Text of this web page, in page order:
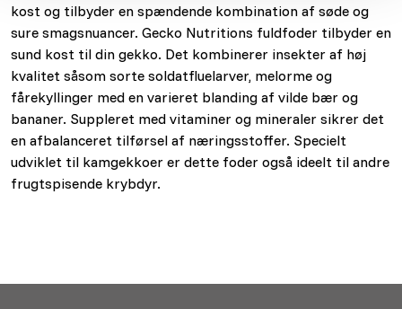
kost og tilbyder en spændende kombination af søde og
sure smagsnuancer. Gecko Nutritions fuldfoder tilbyder en
sund kost til din gekko. Det kombinerer insekter af høj
kvalitet såsom sorte soldatfluelarver, melorme og
fårekyllinger med en varieret blanding af vilde bær og
bananer. Suppleret med vitaminer og mineraler sikrer det
en afbalanceret tilførsel af næringsstoffer. Specielt
udviklet til kamgekkoer er dette foder også ideelt til andre
frugtspisende krybdyr.